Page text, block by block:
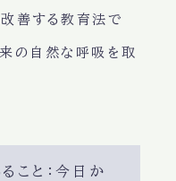
改善する教育法で
の自然な呼吸 を取
こと：今日か